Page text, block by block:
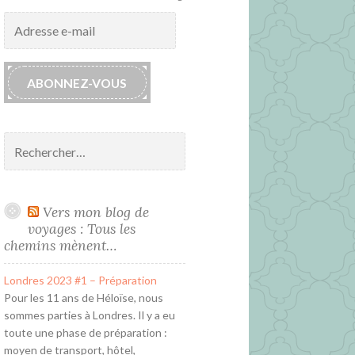
ABONNEZ-VOUS
Vers mon blog de
voyages : Tous les
chemins mènent…
Londres 2023 #1 – Préparation
Pour les 11 ans de Héloïse, nous
sommes parties à Londres. Il y a eu
toute une phase de préparation :
moyen de transport, hôtel,